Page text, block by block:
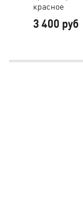
красное
3 400 руб